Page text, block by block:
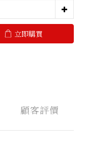
立即購買
顧客評價